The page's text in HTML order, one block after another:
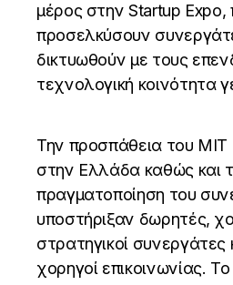
μέρος στην Startup Expo,
προσελκύσουν
δικτυωθούν με τους
τεχνολογική κοινότητα
Την προσπάθεια του MIT
στην Ελλάδα καθώς και
πραγματοποίηση του
υποστήριξαν δωρητές,
στρατηγικοί συνεργάτες
χορηγοί επικοινωνίας.